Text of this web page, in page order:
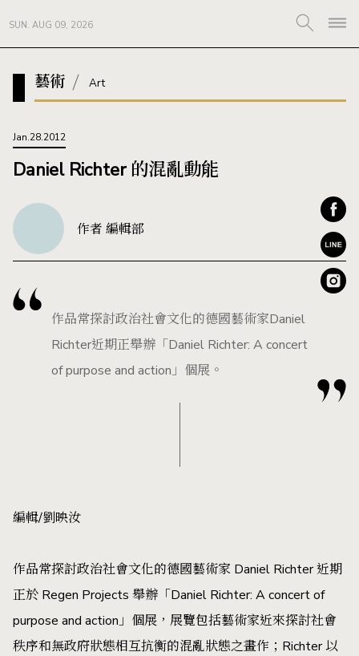
SUN. AUG 09, 2026
藝術 Art
Jan.28.2012
Daniel Richter 的混亂動能
作者 編輯部
作品常探討政治社會文化的德國藝術家Daniel
Richter近期正舉辦「Daniel Richter: A concert
of purpose and action」個展。
編輯/劉映汝
作品常探討政治社會文化的德國藝術家 Daniel Richter 近期
正於 Regen Projects 舉辦「Daniel Richter: A concert of
purpose and action」個展，展覽包括藝術家近來探討社會
秩序和無政府狀態相互抗衡的混亂狀態之畫作；Richter 以